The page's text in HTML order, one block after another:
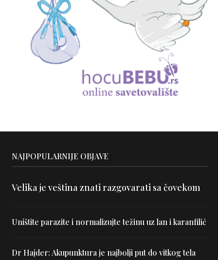
NAJPOPULARNIJE OBJAVE
Velika je veština znati razgovarati sa čovekom
Uništite parazite i normalizujte težinu uz lan i karanfilić
Dr Hajder: Akupunktura je najbolji put do vitkog tela